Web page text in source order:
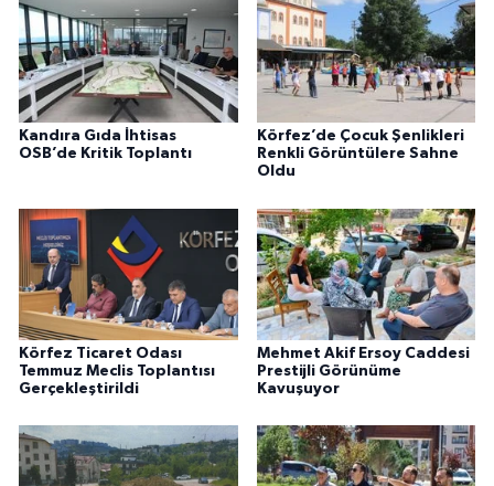
Kandıra Gıda İhtisas
OSB’de Kritik Toplantı
Körfez’de Çocuk Şenlikleri
Renkli Görüntülere Sahne
Oldu
Körfez Ticaret Odası
Temmuz Meclis Toplantısı
Gerçekleştirildi
Mehmet Akif Ersoy Caddesi
Prestijli Görünüme
Kavuşuyor